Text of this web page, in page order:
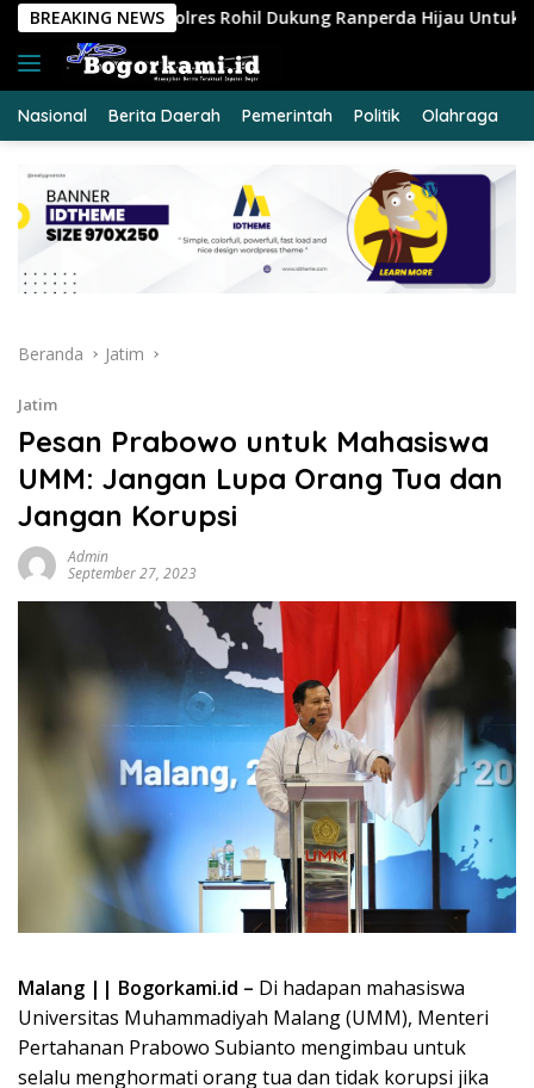
Langsung
konten
BREAKING NEWS
Rohil Dukung Ranperda Hijau Untuk Lingkungan
Nasional Berita Daerah Pemerintah Politik Olahraga
Beranda Jatim
Jatim
Pesan Prabowo untuk Mahasiswa
UMM: Jangan Lupa Orang Tua dan
Jangan Korupsi
Admin
September 27, 2023
Malang || Bogorkami.id – Di hadapan mahasiswa
Universitas Muhammadiyah Malang (UMM), Menteri
Pertahanan Prabowo Subianto mengimbau untuk
selalu menghormati orang tua dan tidak korupsi jika